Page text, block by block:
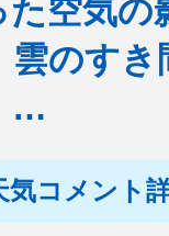
空気の
雲のす
…
気コメント